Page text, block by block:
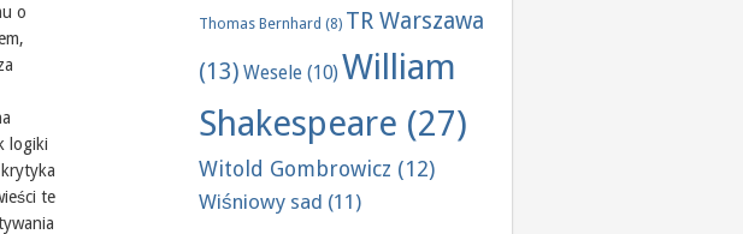
o
logiki
te
Thomas Bernhard (8) TR Warszawa
(13) Wesele (10) William
Shakespeare (27)
Witold Gombrowicz (12)
Wiśniowy sad (11)